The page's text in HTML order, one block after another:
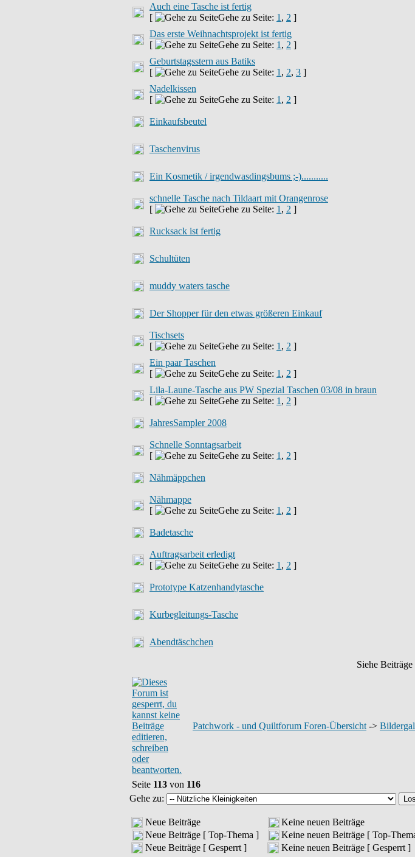
Auch eine Tasche ist fertig
[
Gehe zu Seite: 1 , 2 ]
Das erste Weihnachtsprojekt ist fertig
[
Gehe zu Seite: 1 , 2 ]
Geburtstagsstern aus Batiks
[
Gehe zu Seite: 1 , 2, 3 ]
Nadelkissen
[
Gehe zu Seite: 1 , 2 ]
Einkaufsbeutel
Taschenvirus
Ein Kosmetik / irgendwasdingsbums ;-)...........
schnelle Tasche nach Tildaart mit Orangenrose
[
Gehe zu Seite: 1 , 2 ]
Rucksack ist fertig
Schultüten
muddy waters tasche
Der Shopper für den etwas größeren Einkauf
Tischsets
[
Gehe zu Seite: 1 , 2 ]
Ein paar Taschen
[
Gehe zu Seite: 1 , 2 ]
Lila-Laune-Tasche aus PW Spezial Taschen 03/08 in braun
[
Gehe zu Seite: 1 , 2 ]
JahresSampler 2008
Schnelle Sonntagsarbeit
[
Gehe zu Seite: 1 , 2 ]
Nähmäppchen
Nähmappe
[
Gehe zu Seite: 1 , 2 ]
Badetasche
Auftragsarbeit erledigt
[
Gehe zu Seite: 1 , 2 ]
Prototype Katzenhandytasche
Kurbegleitungs-Tasche
Abendtäschchen
Siehe Beiträge
Patchwork - und Quiltforum Foren-Übersicht ->
Seite 113 von 116
Gehe zu:
Neue Beiträge Keine neuen Beiträge
Neue Beiträge [ Top-Thema ]
Keine neuen Beiträge [ Top-
Neue Beiträge [ Gesperrt ]
Keine neuen Beiträge [ Gesperrt ]